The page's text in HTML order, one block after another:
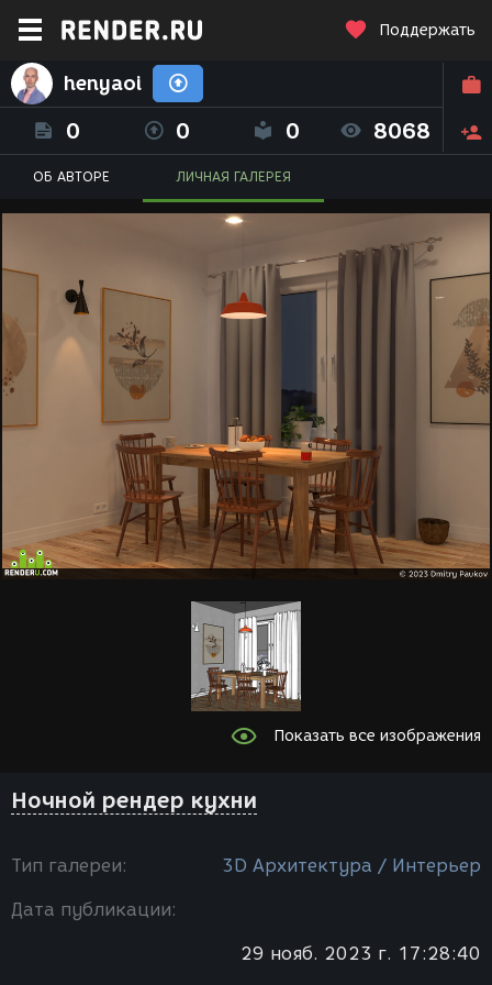
Поддержать
henyaoi
0 0 0 8068
ОБ АВТОРЕ ЛИЧНАЯ ГАЛЕРЕЯ
Показать все изображения
Ночной рендер кухни
Тип галереи: 3D Архитектура / Интерьер
Дата публикации:
29 нояб. 2023 г. 17:28:40